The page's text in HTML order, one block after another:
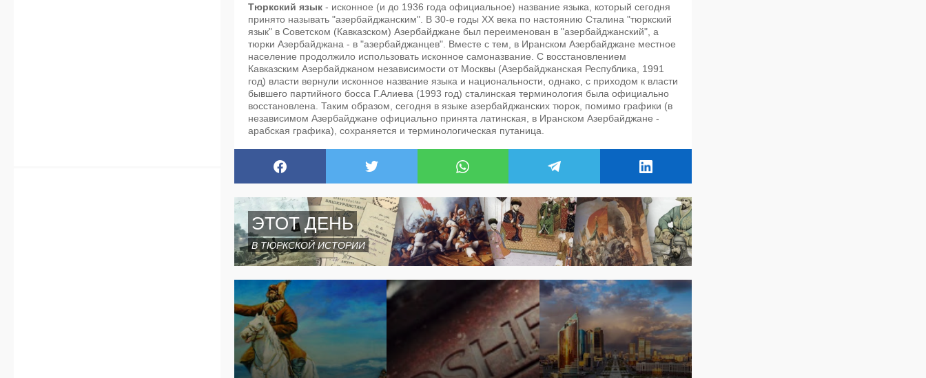
Тюркский язык - исконное (и до 1936 года официальное) название языка, который сегодня
принято называть "азербайджанским". В 30-е годы ХХ века по настоянию Сталина "тюркский
язык" в Советском (Кавказском) Азербайджане был переименован в "азербайджанский", а
тюрки Азербайджана - в "азербайджанцев". Вместе с тем, в Иранском Азербайджане местное
население продолжило использовать исконное самоназвание. С восстановлением
Кавказским Азербайджаном независимости от Москвы (Азербайджанская Республика, 1991
год) власти вернули исконное название языка и национальности, однако, с приходом к власти
бывшего партийного босса Г.Алиева (1993 год) сталинская терминология была официально
восстановлена. Таким образом, сегодня в языке азербайджанских тюрок, помимо графики (в
независимом Азербайджане официально принята латинская, в Иранском Азербайджане -
арабская графика), сохраняется и терминологическая путаница.
ЭТОТ ДЕНЬ
В ТЮРКСКОЙ ИСТОРИИ